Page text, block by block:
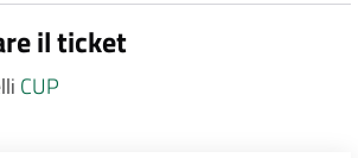
il ticket
CUP